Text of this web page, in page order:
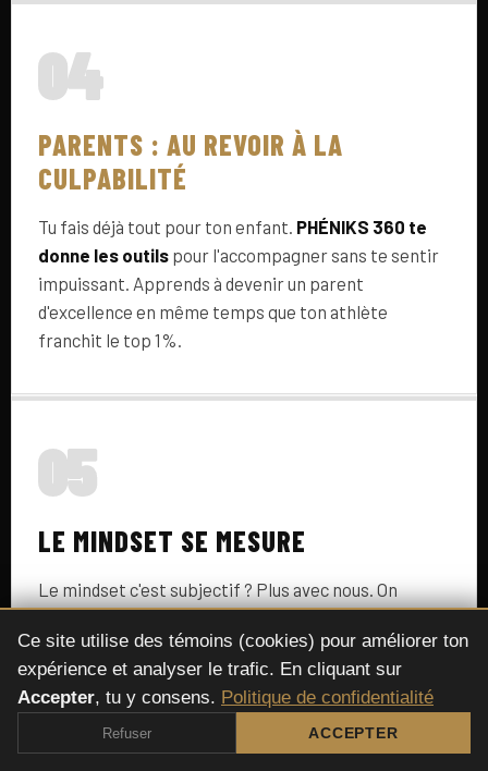
04
PARENTS : AU REVOIR À LA
CULPABILITÉ
Tu fais déjà tout pour ton enfant. PHÉNIKS 360 te
donne les outils pour l'accompagner sans te sentir
impuissant. Apprends à devenir un parent
d'excellence en même temps que ton athlète
franchit le top 1%.
05
LE MINDSET SE MESURE
Le mindset c'est subjectif ? Plus avec nous. On
puisses enfin voir des résultats concrets, pas juste
avoir des ressentis.
Ce site utilise des témoins (cookies) pour améliorer ton
expérience et analyser le trafic. En cliquant sur
Accepter, tu y consens. Politique de confidentialité
Refuser ACCEPTER